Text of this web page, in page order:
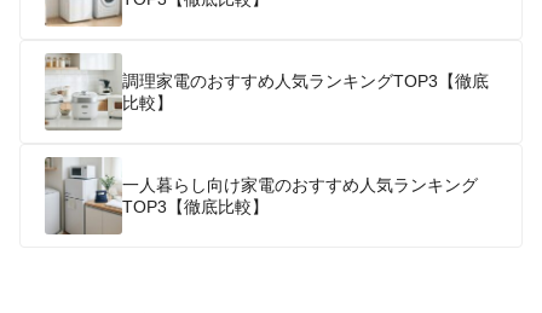
調理家電のおすすめ人気ランキングTOP3【徹底
比較】
一人暮らし向け家電のおすすめ人気ランキング
TOP3【徹底比較】